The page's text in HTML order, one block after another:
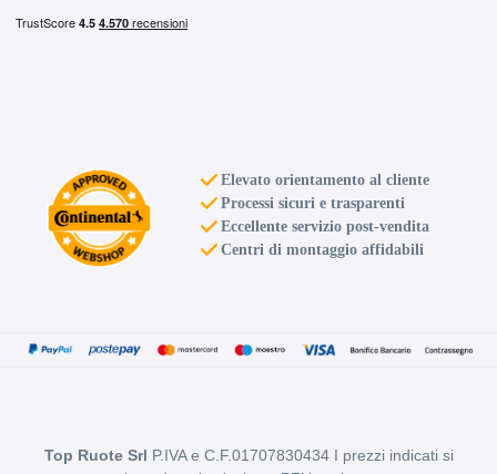
Elevato orientamento al cliente
Processi sicuri e trasparenti
Eccellente servizio post-vendita
Centri di montaggio affidabili
Top Ruote Srl P.IVA e C.F.01707830434 I prezzi indicati si